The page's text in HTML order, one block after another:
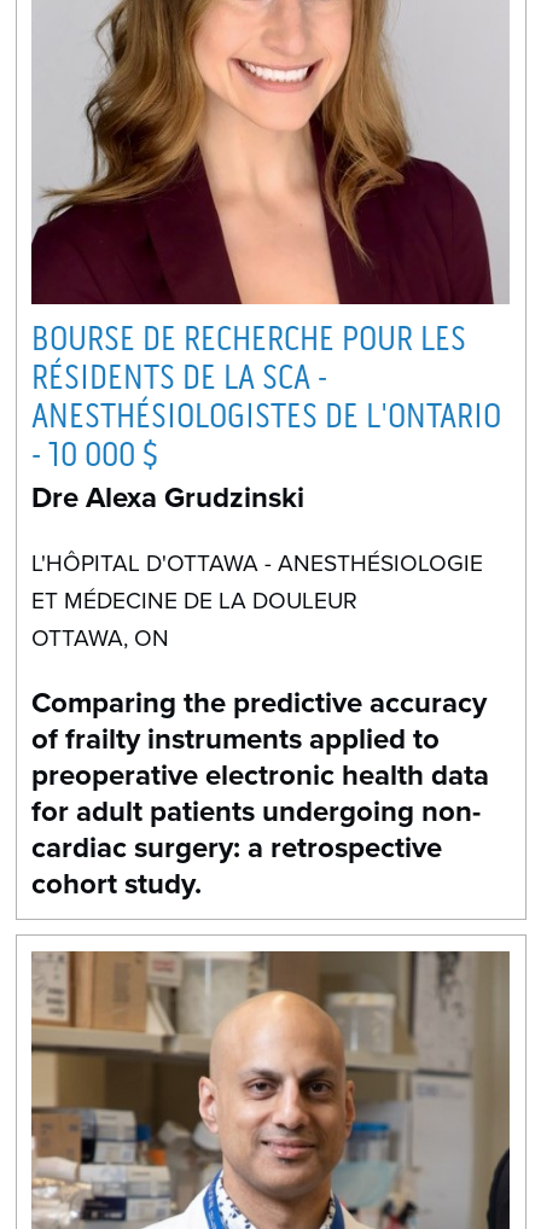
BOURSE DE RECHERCHE POUR LES
RÉSIDENTS DE LA SCA -
ANESTHÉSIOLOGISTES DE L'ONTARIO
- 10 000 $
Dre Alexa Grudzinski
L'HÔPITAL D'OTTAWA - ANESTHÉSIOLOGIE
ET MÉDECINE DE LA DOULEUR
OTTAWA, ON
Comparing the predictive accuracy
of frailty instruments applied to
preoperative electronic health data
for adult patients undergoing non-
cardiac surgery: a retrospective
cohort study.